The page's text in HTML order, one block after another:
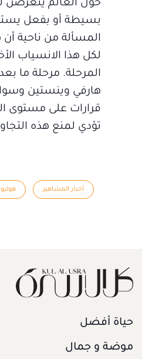
حول العالم يتعرضن
بسيطة أو بفعل
المسألة من ناحية
لكل هذا الانسياب
المرحلة. مرحلة ما
هارفي وينستين
قرارات على مستوى
تؤدي لمنع هذه
أخبار المشاهير
حياة أفضل
موضة و جمال